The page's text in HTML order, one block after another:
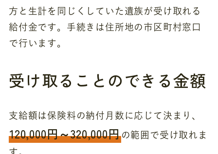
方と生計を同じくしていた遺族が受け取れる
給付金です。手続きは住所地の市区町村窓口
で行います。
受け取ることのできる金額
支給額は保険料の納付月数に応じて決まり、
120,000円～320,000円の範囲で受け取れま
す。